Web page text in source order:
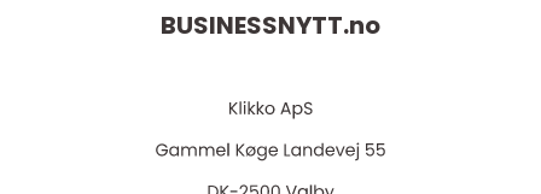
BUSINESSNYTT.no